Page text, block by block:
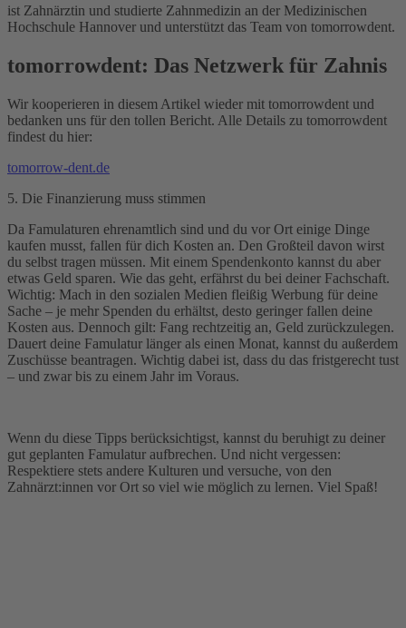
ist Zahnärztin und studierte Zahnmedizin an der Medizinischen
Hochschule Hannover und unterstützt das Team von tomorrowdent.
tomorrowdent: Das Netzwerk für Zahnis
Wir kooperieren in diesem Artikel wieder mit tomorrowdent und
bedanken uns für den tollen Bericht. Alle Details zu tomorrowdent
findest du hier:
tomorrow-dent.de
5. Die Finanzierung muss stimmen
Da Famulaturen ehrenamtlich sind und du vor Ort einige Dinge
kaufen musst, fallen für dich Kosten an. Den Großteil davon wirst
du selbst tragen müssen. Mit einem Spendenkonto kannst du aber
etwas Geld sparen. Wie das geht, erfährst du bei deiner Fachschaft.
Wichtig: Mach in den sozialen Medien fleißig Werbung für deine
Sache – je mehr Spenden du erhältst, desto geringer fallen deine
Kosten aus. Dennoch gilt: Fang rechtzeitig an, Geld zurückzulegen.
Dauert deine Famulatur länger als einen Monat, kannst du außerdem
Zuschüsse beantragen. Wichtig dabei ist, dass du das fristgerecht tust
– und zwar bis zu einem Jahr im Voraus.
Wenn du diese Tipps berücksichtigst, kannst du beruhigt zu deiner
gut geplanten Famulatur aufbrechen. Und nicht vergessen:
Respektiere stets andere Kulturen und versuche, von den
Zahnärzt:innen vor Ort so viel wie möglich zu lernen. Viel Spaß!